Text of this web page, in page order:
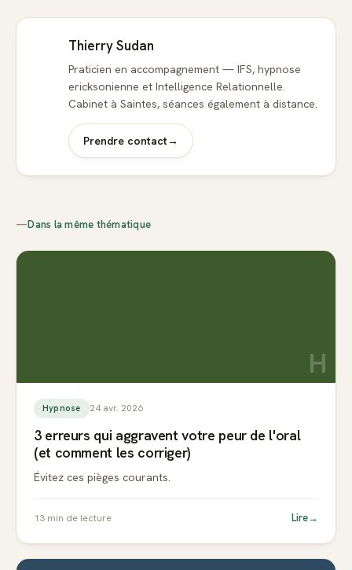
Thierry Sudan
Praticien en accompagnement — IFS, hypnose
ericksonienne et Intelligence Relationnelle.
Cabinet à Saintes, séances également à distance.
Prendre contact→
—Dans la même thématique
H
Hypnose 24 avr. 2026
3 erreurs qui aggravent votre peur de l'oral
(et comment les corriger)
Évitez ces pièges courants.
13 min de lecture Lire→